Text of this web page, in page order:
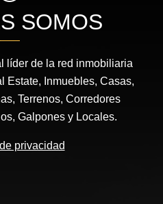
SOMOS
líder de la red inmobiliaria
Estate, Inmuebles, Casas,
Terrenos, Corredores
Galpones y Locales.
privacidad